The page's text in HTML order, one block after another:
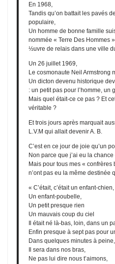
En 1968,
Tandis qu’on battait les pavés
populaire,
Un homme de bonne famille
nommée « Terre Des Hommes
½uvre de relais dans une ville
Un 26 juillet 1969,
Le cosmonaute Neil Armstrong
Un dicton devenu historique
: un petit pas pour l’homme, un
Mais quel était-ce ce pas ? Et
véritable ?
Et trois jours après marquait
L.V.M qui allait devenir A. B.
C’est en ce jour de joie qu’un
Non parce que j’ai eu la
Mais pour tous mes « confrères
n’ont pas eu la même destinée
« C’était, c’était un enfant-chien,
Un enfant-poubelle,
Un petit presque rien
Un mauvais coup du ciel
Il était né là-bas, loin, dans un
Enfin presque à sept pas pour
Dans quelques minutes à peine,
Il sera dans nos bras,
Ne pas lui dire nous t’aimons,